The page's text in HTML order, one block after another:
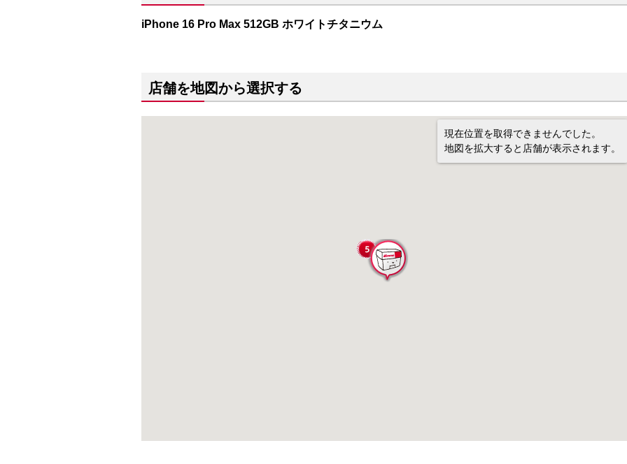
iPhone 16 Pro Max 512GB ホワイトチタニウム
店舗を地図から選択する
現在位置を取得できませんでした。
地図を拡大すると店舗が表示されます。